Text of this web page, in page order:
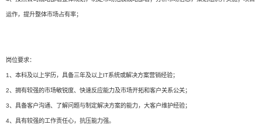
运作，提升整体市场占有率；
岗位要求：
1、本科及以上学历，具备三年及以上IT系统或解决方案营销经验；
2、拥有较强的市场敏锐度、快速反应能力及市场开拓和客户关系公关；
3、具备客户沟通、了解问题与制定解决方案的能力，大客户维护经验；
4、具有较强的工作责任心，抗压能力强。